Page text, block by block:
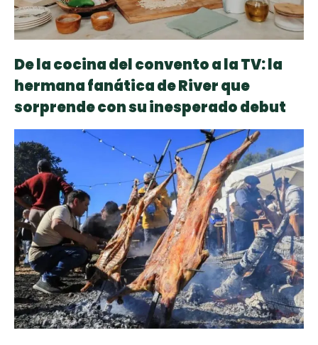
De la cocina del convento a la TV: la
hermana fanática de River que
sorprende con su inesperado debut